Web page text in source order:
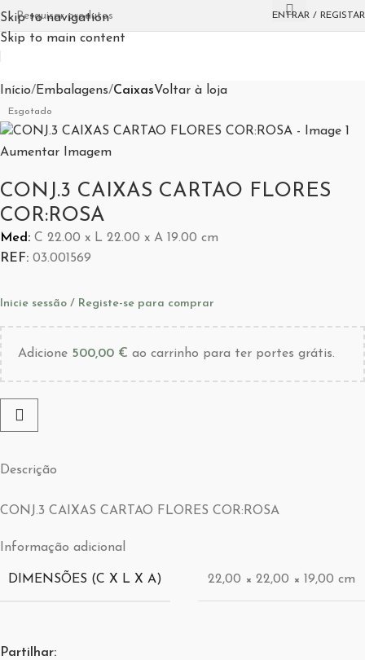
Skip to navigation
Skip to main content
ENTRAR / REGISTAR
Início Embalagens CaixasVoltar à loja
Esgotado
Aumentar Imagem
CONJ.3 CAIXAS CARTAO FLORES
COR:ROSA
Med: C 22.00 x L 22.00 x A 19.00 cm
REF: 03.001569
Inicie sessão / Registe-se para comprar
Adicione 500,00 € ao carrinho para ter portes grátis.
Descrição
CONJ.3 CAIXAS CARTAO FLORES COR:ROSA
Informação adicional
DIMENSÕES (C X L X A) 22,00 × 22,00 × 19,00 cm
Partilhar: